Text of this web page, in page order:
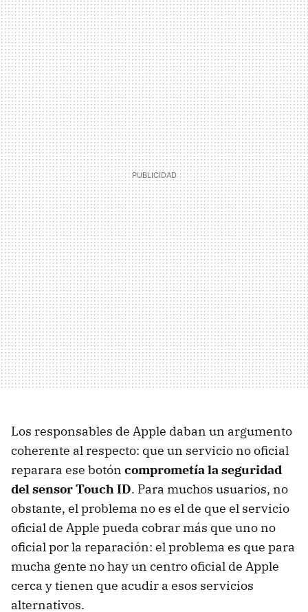
Los responsables de Apple daban un argumento
coherente al respecto: que un servicio no oficial
reparara ese botón comprometía la seguridad
del sensor Touch ID. Para muchos usuarios, no
obstante, el problema no es el de que el servicio
oficial de Apple pueda cobrar más que uno no
oficial por la reparación: el problema es que para
mucha gente no hay un centro oficial de Apple
cerca y tienen que acudir a esos servicios
alternativos.